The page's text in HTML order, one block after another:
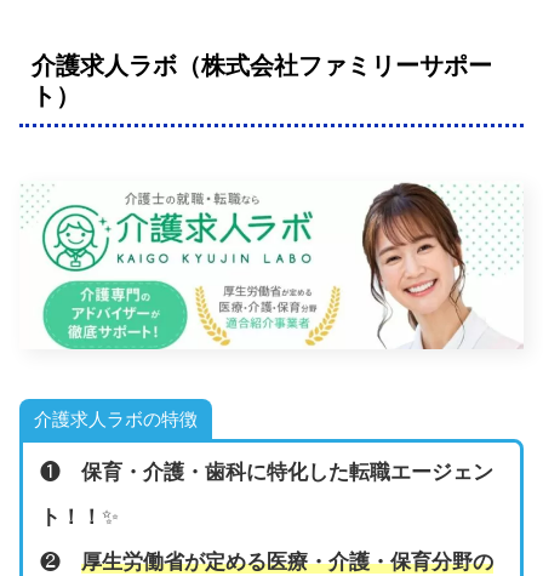
介護求人ラボ（株式会社ファミリーサポー
ト）
介護求人ラボの特徴
❶ 保育・介護・歯科に特化した転職エージェン
ト！！ ✨
❷ 厚生労働省が定める医療・介護・保育分野の